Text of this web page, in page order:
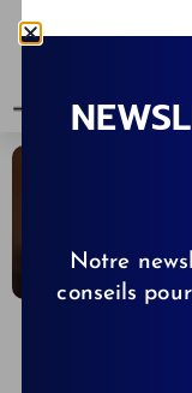
Notre
conseils